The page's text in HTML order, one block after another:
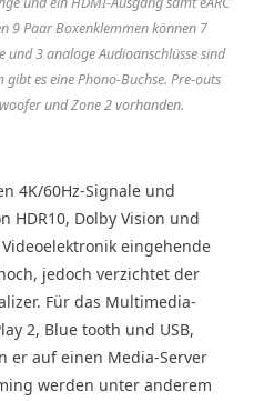
9 Paar Boxenklemmen können 7
3 analoge Audioanschlüsse sind
gibt es eine Phono-Buchse. Pre-outs
und Zone 2 vorhanden.
4K/60Hz-Signale und
HDR10, Dolby Vision und
eingehende
jedoch verzichtet der
Für das Multimedia-
2, Blue tooth und USB,
er auf einen Media-Server
werden unter anderem